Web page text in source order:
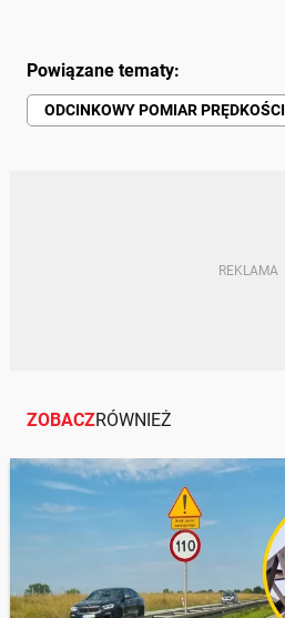
Powiązane tematy:
ODCINKOWY POMIAR PRĘDKOŚCI
ZOBACZRÓWNIEŻ